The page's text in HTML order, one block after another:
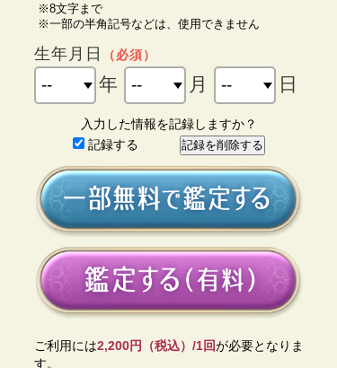
※8文字まで
※一部の半角記号などは、使用できません
生年月日 （必須）
年 月 日
入力した情報を記録しますか？
記録する
ご利用には2,200円（税込）/1回が必要となりま
す。